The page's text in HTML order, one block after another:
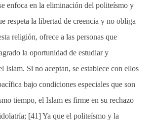
enfoca en la eliminación del politeísmo y
respeta la libertad de creencia y no obliga
religión, ofrece a las personas que
la oportunidad de estudiar y
Islam. Si no aceptan, se establece con ellos
bajo condiciones especiales que son
tiempo, el Islam es firme en su rechazo
[41] Ya que el politeísmo y la